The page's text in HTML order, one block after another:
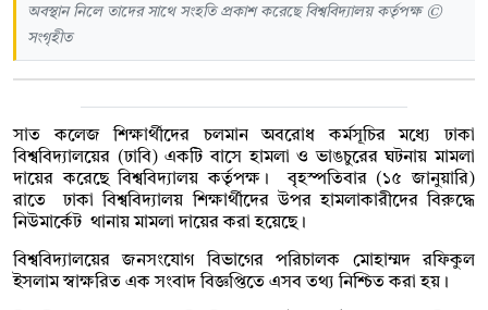
অবস্থান নিলে তাদের সাথে সংহতি প্রকাশ করেছে বিশ্ববিদ্যালয় কর্তৃপক্ষ ©
সংগৃহীত
সাত কলেজ শিক্ষার্থীদের চলমান অবরোধ কর্মসূচির মধ্যে ঢাকা
বিশ্ববিদ্যালয়ের (ঢাবি) একটি বাসে হামলা ও ভাঙচুরের ঘটনায় মামলা
দায়ের করেছে বিশ্ববিদ্যালয় কর্তৃপক্ষ। বৃহস্পতিবার (১৫ জানুয়ারি)
রাতে ঢাকা বিশ্ববিদ্যালয় শিক্ষার্থীদের উপর হামলাকারীদের বিরুদ্ধে
নিউমার্কেট থানায় মামলা দায়ের করা হয়েছে।
বিশ্ববিদ্যালয়ের জনসংযোগ বিভাগের পরিচালক মোহাম্মদ রফিকুল
ইসলাম স্বাক্ষরিত এক সংবাদ বিজ্ঞপ্তিতে এসব তথ্য নিশ্চিত করা হয়।